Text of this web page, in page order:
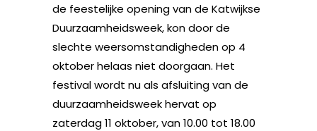
de feestelijke opening van de Katwijkse
Duurzaamheidsweek, kon door de
slechte weersomstandigheden op 4
oktober helaas niet doorgaan. Het
festival wordt nu als afsluiting van de
duurzaamheidsweek hervat op
zaterdag 11 oktober, van 10.00 tot 18.00